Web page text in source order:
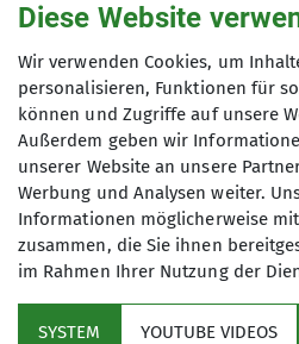
wurden mit einer
Bergblumen wie
Alpenhahnenfuß und
Eigentlich war eine Tour
Aussee geplant, aber die
Wetterprognose für den Tag
mit doch weiter Anfahrt
Als Ersatzprogramm
Diese Website
Wir verwenden Cookies, um
personalisieren, Funktionen für
können und Zugriffe auf unsere
Außerdem geben wir
unserer Website an unsere
Werbung und Analysen weiter.
Informationen möglicherweise
zusammen, die Sie ihnen
im Rahmen Ihrer Nutzung der
SYSTEM YOUTUBE VIDEOS